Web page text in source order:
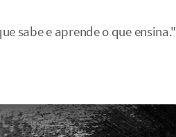
sabe e aprende o que ensina."